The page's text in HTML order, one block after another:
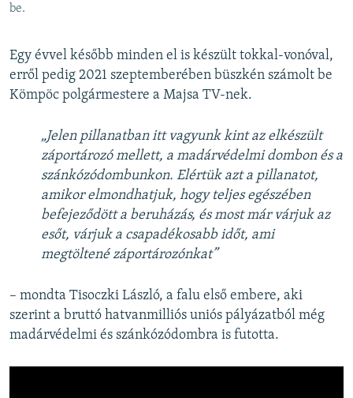
be.
Egy évvel később minden el is készült tokkal-vonóval,
erről pedig 2021 szeptemberében büszkén számolt be
Kömpöc polgármestere a Majsa TV-nek.
„Jelen pillanatban itt vagyunk kint az elkészült
záportározó mellett, a madárvédelmi dombon és a
szánkózódombunkon. Elértük azt a pillanatot,
amikor elmondhatjuk, hogy teljes egészében
befejeződött a beruházás, és most már várjuk az
esőt, várjuk a csapadékosabb időt, ami
megtöltené záportározónkat”
– mondta Tisoczki László, a falu első embere, aki
szerint a bruttó hatvanmilliós uniós pályázatból még
madárvédelmi és szánkózódombra is futotta.